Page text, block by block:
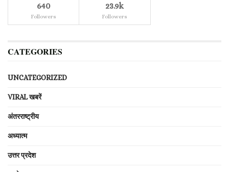
640
Followers
23.9k
Followers
CATEGORIES
UNCATEGORIZED
VIRAL खबरें
अंतरराष्ट्रीय
अध्यात्म
उत्तर प्रदेश